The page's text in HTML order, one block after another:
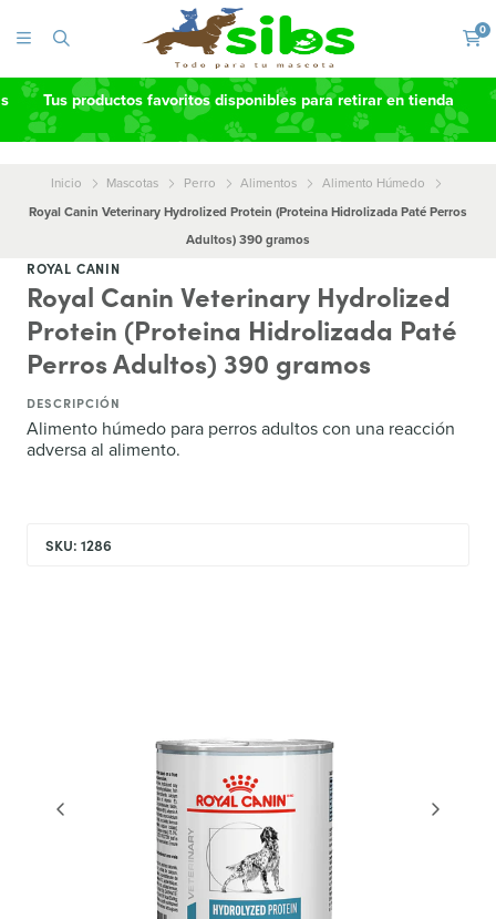
0
Tus productos favoritos disponibles para retirar en tienda
Inicio Mascotas Perro Alimentos
Alimento Húmedo
Royal Canin Veterinary Hydrolized Protein (Proteina Hidrolizada Paté Perros
Adultos) 390 gramos
ROYAL CANIN
Royal Canin Veterinary Hydrolized
Protein (Proteina Hidrolizada Paté
Perros Adultos) 390 gramos
DESCRIPCIÓN
Alimento húmedo para perros adultos con una reacción
adversa al alimento.
SKU: 1286